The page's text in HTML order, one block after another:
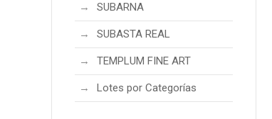
SUBARNA
SUBASTA REAL
TEMPLUM FINE ART
Lotes por Categorías